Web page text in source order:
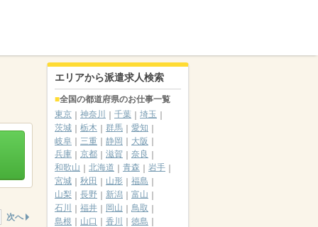
次へ
エリアから派遣求人検索
全国の都道府県のお仕事一覧
東京
神奈川 千葉
埼玉
茨城
栃木 群馬
愛知
岐阜
三重 静岡
大阪
兵庫
京都 滋賀
奈良
和歌山
北海道 青森
岩手
宮城
秋田 山形
福島
山梨
長野 新潟
富山
石川
福井 岡山
鳥取
島根
山口 香川
徳島